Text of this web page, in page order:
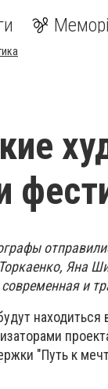
Яна
и
"Путь к